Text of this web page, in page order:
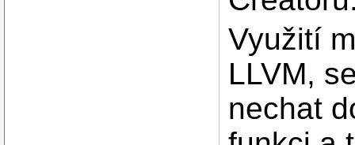
Využití
LLVM,
nechat